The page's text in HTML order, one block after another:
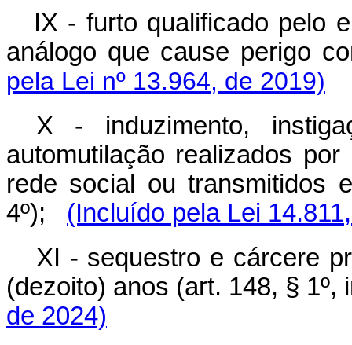
IX - furto qualificado pelo
análogo que cause perigo
pela Lei nº 13.964, de 2019)
X - induzimento,
automutilação realizados
rede social ou transmitidos
4º);
(Incluído pela Lei
XI - sequestro e cárcere
(dezoito) anos (art. 148, § 1º,
de 2024)